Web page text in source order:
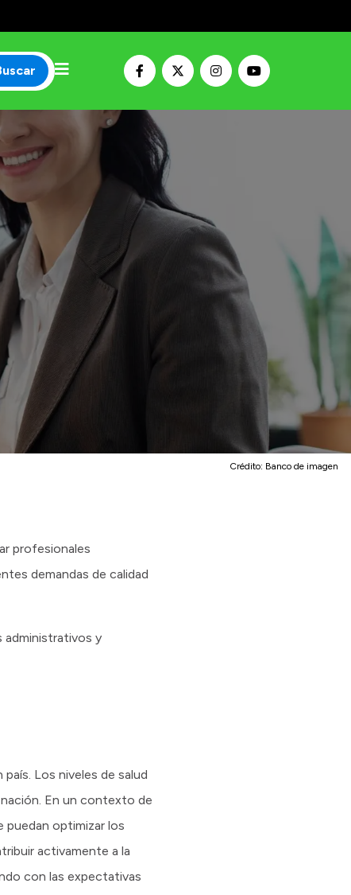
Crédito: Banco de imagen
profesionales
demandas de calidad
administrativos y
Los niveles de salud
En un contexto de
optimizar los
activamente a la
con las expectativas